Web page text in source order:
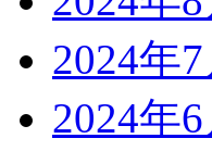
2024年7
2024年6